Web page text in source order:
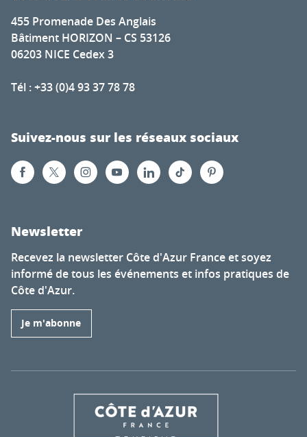
455 Promenade Des Anglais
Bâtiment HORIZON – CS 53126
06203 NICE Cedex 3
Tél : +33 (0)4 93 37 78 78
Suivez-nous sur les réseaux sociaux
Newsletter
Recevez la newsletter Côte d'Azur France et soyez
informé de tous les événements et infos pratiques de
Côte d'Azur.
Je m'abonne